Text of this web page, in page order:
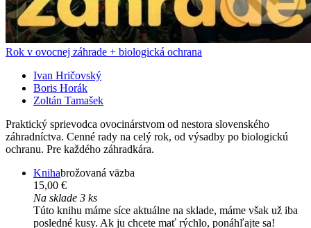
Rok v ovocnej záhrade + biologická ochrana
Ivan Hričovský
Boris Horák
Zoltán Tamašek
Praktický sprievodca ovocinárstvom od nestora slovenského
záhradníctva. Cenné rady na celý rok, od výsadby po biologickú
ochranu. Pre každého záhradkára.
Knihabrožovaná väzba
15,00 €
Na sklade 3 ks
Túto knihu máme síce aktuálne na sklade, máme však už iba
posledné kusy. Ak ju chcete mať rýchlo, ponáhľajte sa!